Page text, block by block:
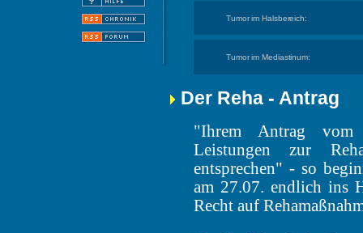
Tumor im Halsbereich:
Tumor im Mediastinum:
Der Reha - Antrag
"Ihrem Antrag vom
Leistungen zur
entsprechen" - so
am 27.07. endlich ins
Recht auf